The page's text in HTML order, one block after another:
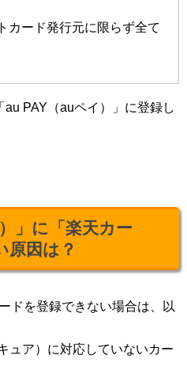
カード発行元に限らず全て
PAY（auペイ）」に登録し
」に「楽天カー
原因は？
ドを登録できない場合は、以
ュア）に対応していないカー